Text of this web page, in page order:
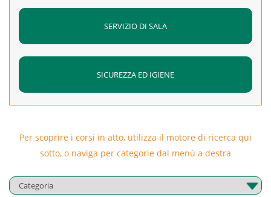
SERVIZIO DI SALA
SICUREZZA ED IGIENE
Per scoprire i corsi in atto, utilizza il motore di ricerca qui
sotto, o naviga per categorie dal menù a destra